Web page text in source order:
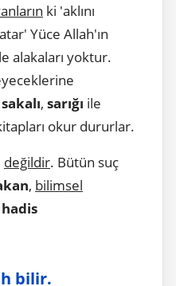
ki 'aklını
Yüce Allah'ın
alakaları yoktur.
sakalı, sarığı ile
okur dururlar.
değildir. Bütün suç
, bilimsel
hadis
bilir.